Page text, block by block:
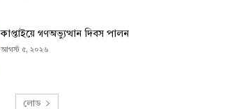
কাপ্তাইয়ে গণঅভ্যুত্থান দিবস পালন
আগস্ট ৫, ২০২৬
লোড